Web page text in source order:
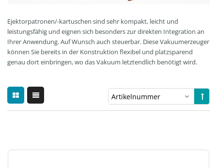
Ejektorpatronen/-kartuschen sind sehr kompakt, leicht und
leistungsfähig und eignen sich besonders zur direkten Integration an
Ihrer Anwendung. Auf Wunsch auch steuerbar. Diese Vakuumerzeuger
können Sie bereits in der Konstruktion flexibel und platzsparend
genau dort einbringen, wo das Vakuum letztendlich benötigt wird.